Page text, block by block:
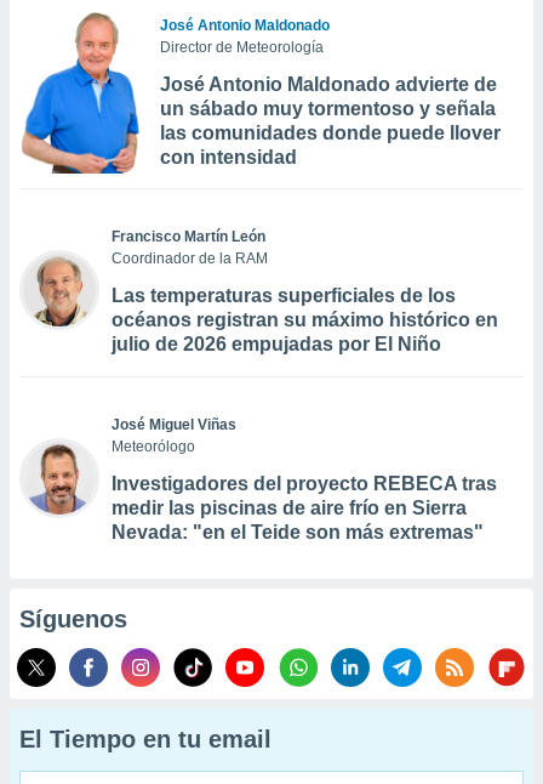
José Antonio Maldonado
Director de Meteorología
José Antonio Maldonado advierte de
un sábado muy tormentoso y señala
las comunidades donde puede llover
con intensidad
Francisco Martín León
Coordinador de la RAM
Las temperaturas superficiales de los
océanos registran su máximo histórico en
julio de 2026 empujadas por El Niño
José Miguel Viñas
Meteorólogo
Investigadores del proyecto REBECA tras
medir las piscinas de aire frío en Sierra
Nevada: "en el Teide son más extremas"
Síguenos
El Tiempo en tu email